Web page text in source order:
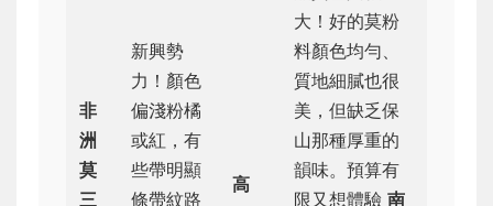
非
洲
莫
三
新興勢
力！顏色
偏淺粉橘
或紅，有
些帶明顯
條帶紋路
高
大！好的莫粉
料顏色均勻、
質地細膩也很
美，但缺乏保
山那種厚重的
韻味。預算有
限又想體驗 南